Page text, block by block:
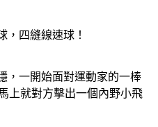
，四縫線速球！
，一開始面對運動家的一棒
上就對方擊出一個內野小飛